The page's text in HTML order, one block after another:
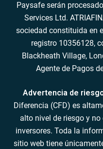
Paysafe serán
Services Ltd.
sociedad constituida en
registro 10356128,
Blackheath Village,
Agente de Pagos
Advertencia de
Diferencia (CFD) es
alto nivel de riesgo y
inversores. Toda la
sitio web tiene